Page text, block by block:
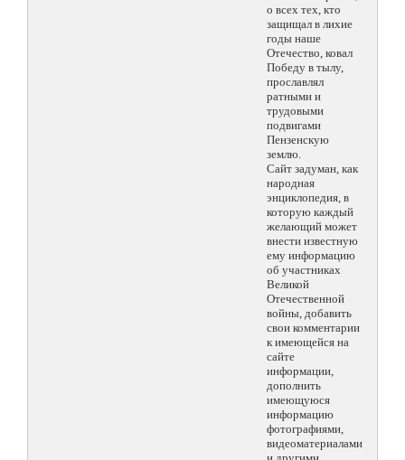
о всех тех, кто
защищал в лихие
годы наше
Отечество, ковал
Победу в тылу,
прославлял
ратными и
трудовыми
подвигами
Пензенскую
землю.
Сайт задуман, как
народная
энциклопедия, в
которую каждый
желающий может
внести известную
ему информацию
об участниках
Великой
Отечественной
войны, добавить
свои комментарии
к имеющейся на
сайте
информации,
дополнить
имеющуюся
информацию
фотографиями,
видеоматериалами